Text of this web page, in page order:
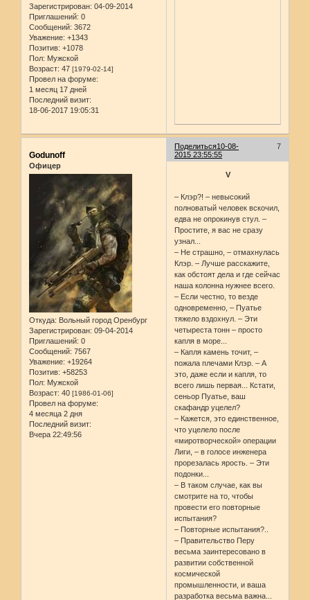
Зарегистрирован: 04-09-2014
Приглашений: 0
Сообщений: 3672
Уважение: +1343
Позитив: +1078
Пол: Мужской
Возраст: 47 [1979-02-14]
Провел на форуме:
1 месяц 17 дней
Последний визит:
18-06-2017 19:05:31
Поделиться 7
10-08-
2015 23:55:55
Godunoff
Офицер
Откуда: Вольный город Оренбург
Зарегистрирован: 09-04-2014
Приглашений: 0
Сообщений: 7567
Уважение: +19264
Позитив: +58253
Пол: Мужской
Возраст: 40 [1986-01-06]
Провел на форуме:
4 месяца 2 дня
Последний визит:
Вчера 22:49:56
V
– Клэр?! – невысокий
полноватый человек вскочил,
едва не опрокинув стул. –
Простите, я вас не сразу
узнал...
– Не страшно, – отмахнулась
Клэр. – Лучше расскажите,
как обстоят дела и где сейчас
наша колонна нужнее всего.
– Если честно, то везде
одновременно, – Пуатье
тяжело вздохнул. – Эти
четыреста тонн – просто
капля в море...
– Капля камень точит, –
пожала плечами Клэр. – А
это, даже если и капля, то
всего лишь первая... Кстати,
сеньор Пуатье, ваш
скафандр уцелел?
– Кажется, это единственное,
что уцелело после
«миротворческой» операции
Лиги, – в голосе инженера
прорезалась ярость. – Эти
подонки...
– В таком случае, как вы
смотрите на то, чтобы
провести его повторные
испытания?
– Повторные испытания?..
– Правительство Перу
весьма заинтересовано в
развитии собственной
космической
промышленности, и ваша
разработка весьма важна...